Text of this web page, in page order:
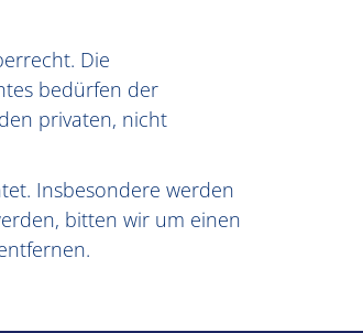
Die
bedürfen der
privaten, nicht
Insbesondere werden
bitten wir um einen